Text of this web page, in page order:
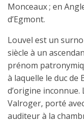
Monceaux ; en
d’Egmont.
Louvel est un
siècle à un
prénom
à laquelle le duc de
d’origine
Valroger, porté
auditeur à la